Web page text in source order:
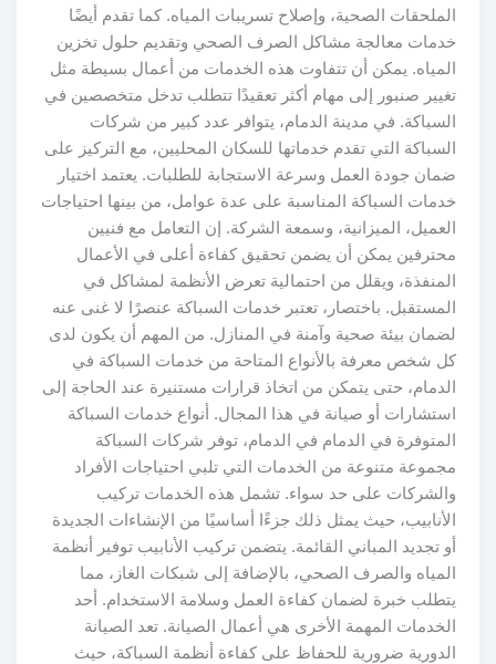
الملحقات الصحية، وإصلاح تسريبات المياه. كما تقدم أيضًا
خدمات معالجة مشاكل الصرف الصحي وتقديم حلول تخزين
المياه. يمكن أن تتفاوت هذه الخدمات من أعمال بسيطة مثل
تغيير صنبور إلى مهام أكثر تعقيدًا تتطلب تدخل متخصصين في
السباكة. في مدينة الدمام، يتوافر عدد كبير من شركات
السباكة التي تقدم خدماتها للسكان المحليين، مع التركيز على
ضمان جودة العمل وسرعة الاستجابة للطلبات. يعتمد اختيار
خدمات السباكة المناسبة على عدة عوامل، من بينها احتياجات
العميل، الميزانية، وسمعة الشركة. إن التعامل مع فنيين
محترفين يمكن أن يضمن تحقيق كفاءة أعلى في الأعمال
المنفذة، ويقلل من احتمالية تعرض الأنظمة لمشاكل في
المستقبل. باختصار، تعتبر خدمات السباكة عنصرًا لا غنى عنه
لضمان بيئة صحية وآمنة في المنازل. من المهم أن يكون لدى
كل شخص معرفة بالأنواع المتاحة من خدمات السباكة في
الدمام، حتى يتمكن من اتخاذ قرارات مستنيرة عند الحاجة إلى
استشارات أو صيانة في هذا المجال. أنواع خدمات السباكة
المتوفرة في الدمام في الدمام، توفر شركات السباكة
مجموعة متنوعة من الخدمات التي تلبي احتياجات الأفراد
والشركات على حد سواء. تشمل هذه الخدمات تركيب
الأنابيب، حيث يمثل ذلك جزءًا أساسيًا من الإنشاءات الجديدة
أو تجديد المباني القائمة. يتضمن تركيب الأنابيب توفير أنظمة
المياه والصرف الصحي، بالإضافة إلى شبكات الغاز، مما
يتطلب خبرة لضمان كفاءة العمل وسلامة الاستخدام. أحد
الخدمات المهمة الأخرى هي أعمال الصيانة. تعد الصيانة
الدورية ضرورية للحفاظ على كفاءة أنظمة السباكة، حيث